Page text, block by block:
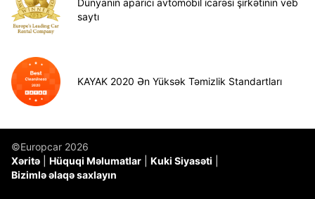
saytı
KAYAK 2020 Ən Yüksək Təmizlik Standartları
©Europcar 2026
Xəritə
Hüquqi Məlumatlar
Kuki Siyasəti
Bizimlə əlaqə saxlayın